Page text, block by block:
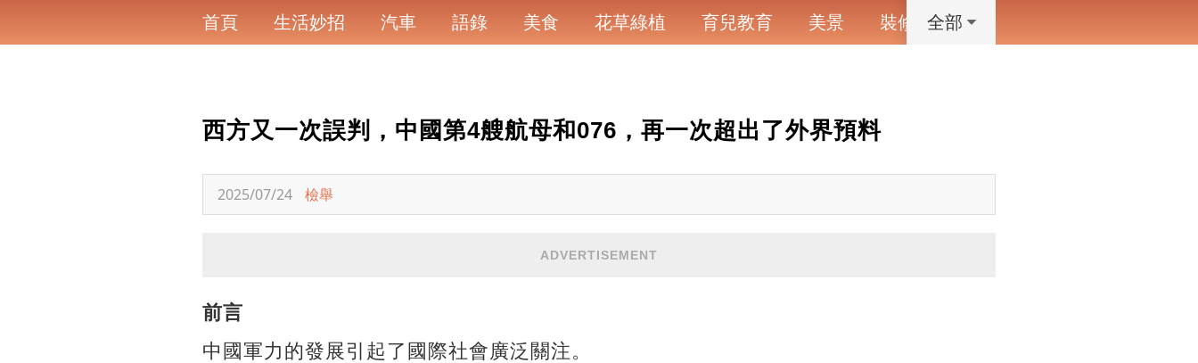
首頁 生活妙招 汽車 語錄 美食 花草綠植 育兒教育 美景 裝修 寵物
全部
西方又一次誤判，中國第4艘航母和076，再一次超出了外界預料
2025/07/24 檢舉
ADVERTISEMENT
前言
中國軍力的發展引起了國際社會廣泛關注。